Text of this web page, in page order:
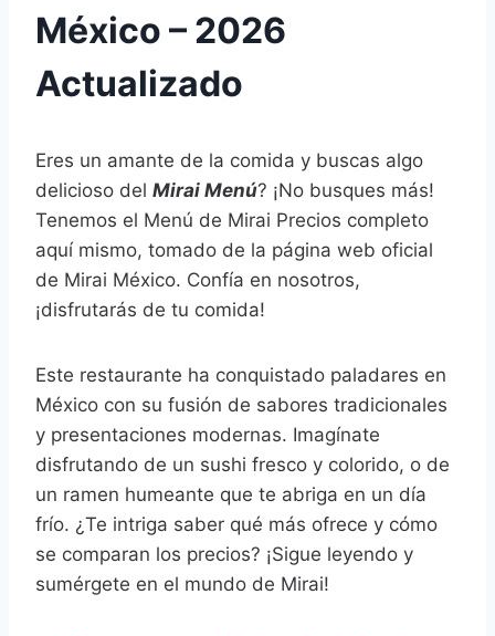
México – 2026
Actualizado
Eres un amante de la comida y buscas algo
delicioso del Mirai Menú? ¡No busques más!
Tenemos el Menú de Mirai Precios completo
aquí mismo, tomado de la página web oficial
de Mirai México. Confía en nosotros,
¡disfrutarás de tu comida!
Este restaurante ha conquistado paladares en
México con su fusión de sabores tradicionales
y presentaciones modernas. Imagínate
disfrutando de un sushi fresco y colorido, o de
un ramen humeante que te abriga en un día
frío. ¿Te intriga saber qué más ofrece y cómo
se comparan los precios? ¡Sigue leyendo y
sumérgete en el mundo de Mirai!